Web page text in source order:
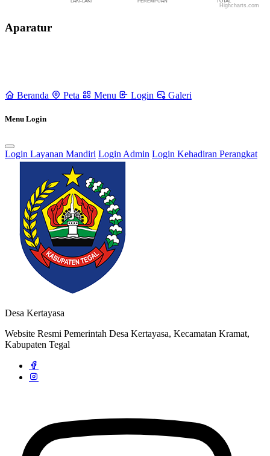
Rencana Pembangunan Jangka Menengah Desa (RPJMDes) dan
Rencana Kerja Pembangunan Desa (RKPDes)
Pendaftaran Kartu Prakerja Gratis oleh Tim Kita Kompeten di Desa
Kertayasa 24 Juni 2022
Highcharts.com
Aparatur
Beranda Peta Menu Login Galeri
Menu Login
Login Layanan Mandiri Login Admin Login Kehadiran Perangkat
Desa Kertayasa
Website Resmi Pemerintah Desa Kertayasa, Kecamatan Kramat,
Kabupaten Tegal